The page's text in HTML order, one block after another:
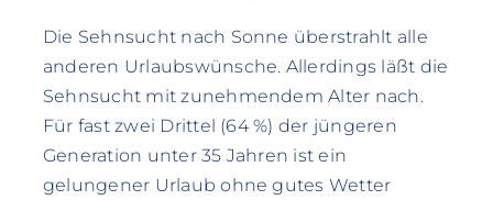
Die Sehnsucht nach Sonne überstrahlt alle
anderen Urlaubswünsche. Allerdings läßt die
Sehnsucht mit zunehmendem Alter nach.
Für fast zwei Drittel (64 %) der jüngeren
Generation unter 35 Jahren ist ein
gelungener Urlaub ohne gutes Wetter